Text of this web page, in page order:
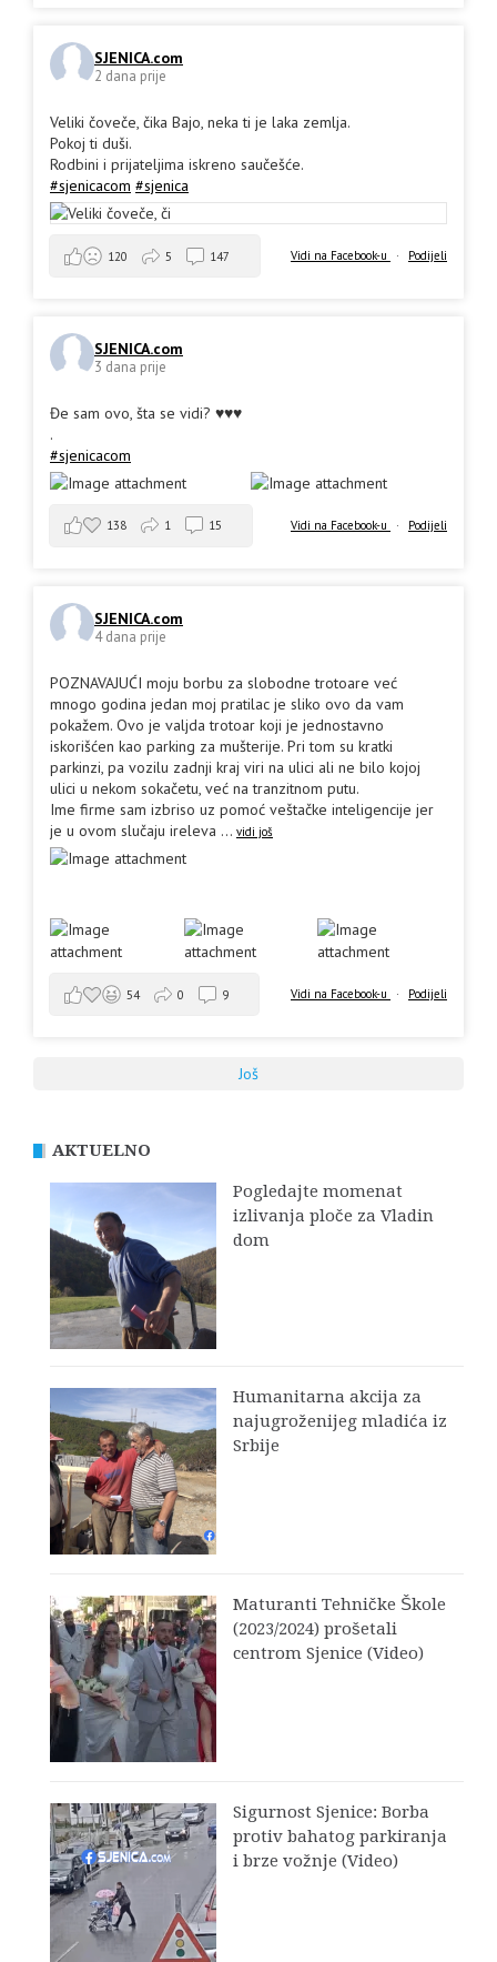
SJENICA.com
2 dana prije
Veliki čoveče, čika Bajo, neka ti je laka zemlja.
Pokoj ti duši.
Rodbini i prijateljima iskreno saučešće.
#sjenicacom #sjenica
Vidi na Facebook-u · Podijeli
120 5 147
SJENICA.com
3 dana prije
Đe sam ovo, šta se vidi? ♥️♥️♥️
.
#sjenicacom
Vidi na Facebook-u · Podijeli
138 1 15
SJENICA.com
4 dana prije
POZNAVAJUĆI moju borbu za slobodne trotoare već
mnogo godina jedan moj pratilac je sliko ovo da vam
pokažem. Ovo je valjda trotoar koji je jednostavno
iskorišćen kao parking za mušterije. Pri tom su kratki
parkinzi, pa vozilu zadnji kraj viri na ulici ali ne bilo kojoj
ulici u nekom sokačetu, već na tranzitnom putu.
Ime firme sam izbriso uz pomoć veštačke inteligencije jer
je u ovom slučaju ireleva ... vidi još
Vidi na Facebook-u · Podijeli
54 0 9
Još
AKTUELNO
Pogledajte momenat
izlivanja ploče za Vladin
dom
Humanitarna akcija za
najugroženijeg mladića iz
Srbije
Maturanti Tehničke Škole
(2023/2024) prošetali
centrom Sjenice (Video)
Sigurnost Sjenice: Borba
protiv bahatog parkiranja
i brze vožnje (Video)